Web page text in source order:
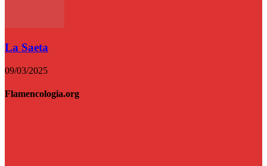
La Saeta
09/03/2025
Flamencologia.org